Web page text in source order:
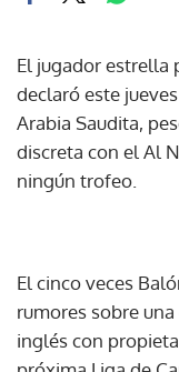
El jugador estrella
declaró este
Arabia Saudita,
discreta con el Al
ningún trofeo.
El cinco veces
rumores sobre
inglés con